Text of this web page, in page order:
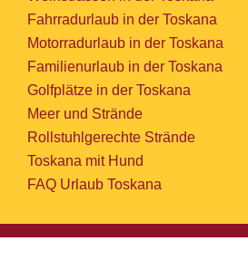
Fahrradurlaub in der Toskana
Motorradurlaub in der Toskana
Familienurlaub in der Toskana
Golfplätze in der Toskana
Meer und Strände
Rollstuhlgerechte Strände
Toskana mit Hund
FAQ Urlaub Toskana